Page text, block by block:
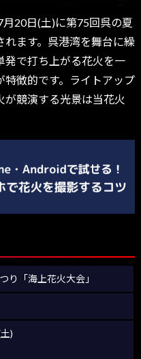
20日(土)に第75回呉の夏
れます。呉港湾を舞台に繰
発で打ち上がる花火を一
徴的です。ライトアップ
が競演する光景は当花火
り「海上花火大会」
)